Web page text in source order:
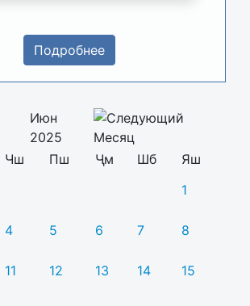
Подробнее
Июн
2025
Чш Пш Ҷм Шб
Яш
1
4 5 6 7 8
11 12 13 14 15